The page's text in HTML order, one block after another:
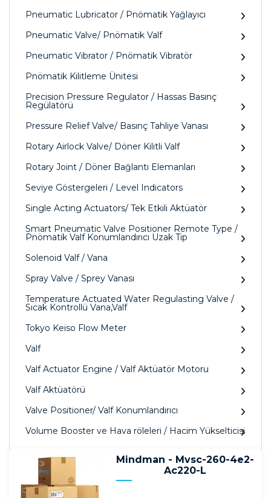
Pneumatic Lubricator / Pnömatik Yağlayıcı
Pneumatic Valve/ Pnömatik Valf
Pneumatic Vibrator / Pnömatik Vibratör
Pnömatik Kilitleme Ünitesi
Precision Pressure Regulator / Hassas Basınç
Regülatörü
Pressure Relief Valve/ Basınç Tahliye Vanası
Rotary Airlock Valve/ Döner Kilitli Valf
Rotary Joint / Döner Bağlantı Elemanları
Seviye Göstergeleri / Level Indicators
Single Acting Actuators/ Tek Etkili Aktüatör
Smart Pneumatic Valve Positioner Remote Type /
Pnömatik Valf Konumlandırıcı Uzak Tip
Solenoid Valf / Vana
Spray Valve / Sprey Vanası
Temperature Actuated Water Regulasting Valve /
Sıcak Kontrollü Vana,Valf
Tokyo Keiso Flow Meter
Valf
Valf Actuator Engine / Valf Aktüatör Motoru
Valf Aktüatörü
Valve Positioner/ Valf Konumlandırıcı
Volume Booster ve Hava röleleri / Hacim Yükselticisi
Mindman - Mvsc-260-4e2-
Ac220-L